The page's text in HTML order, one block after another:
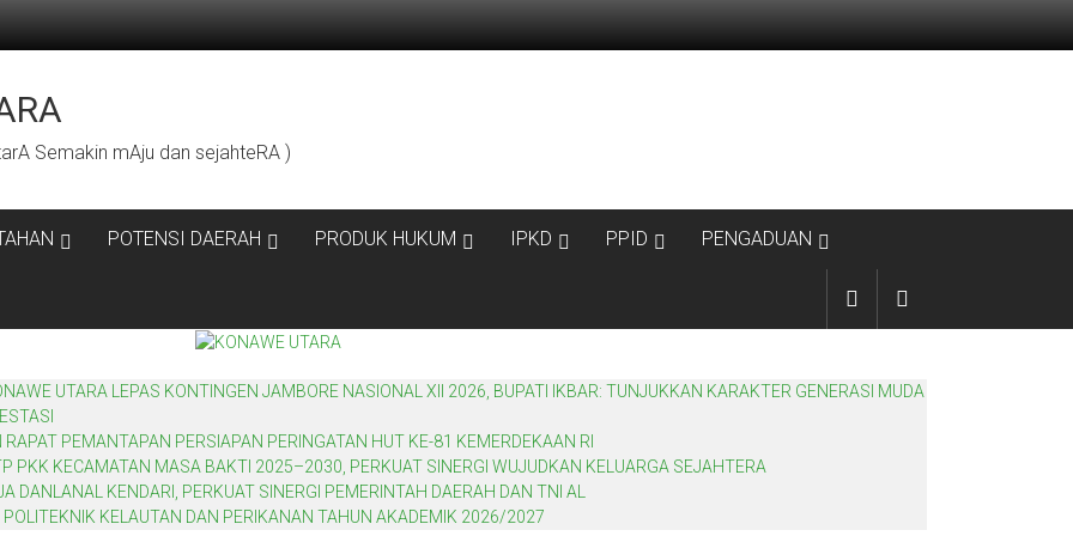
Semakin mAju dan sejahteRA )
POTENSI DAERAH PRODUK HUKUM IPKD PPID PENGADUAN
UTARA LEPAS KONTINGEN JAMBORE NASIONAL XII 2026, BUPATI IKBAR: TUNJUKKAN KARAKTER GENERASI MUDA
PEMANTAPAN PERSIAPAN PERINGATAN HUT KE-81 KEMERDEKAAN RI
PKK KECAMATAN MASA BAKTI 2025–2030, PERKUAT SINERGI WUJUDKAN KELUARGA SEJAHTERA
DANLANAL KENDARI, PERKUAT SINERGI PEMERINTAH DAERAH DAN TNI AL
KELAUTAN DAN PERIKANAN TAHUN AKADEMIK 2026/2027